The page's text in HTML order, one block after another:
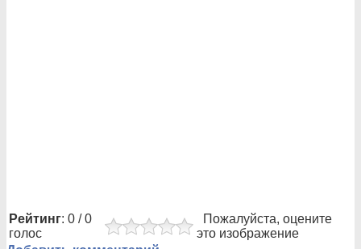
Рейтинг: 0 / 0
голос
Пожалуйста, оцените
это изображение